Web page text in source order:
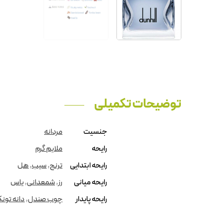
توضیحات تکمیلی
جنسیت
مردانه
رایحه
ملایم گرم
رایحه ابتدایی
ترنج,سیب,هل
رایحه میانی
رز,شمعدانی,یاس
رایحه پایدار
چوب صندل,دانه